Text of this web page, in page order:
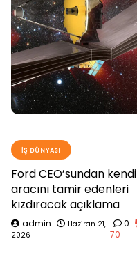
İŞ DÜNYASI
Ford CEO’sundan kendi
aracını tamir edenleri
kızdıracak açıklama
admin
Haziran 21,
2026
0
70